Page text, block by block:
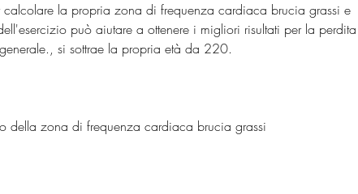
calcolare la propria zona di frequenza cardiaca brucia grassi e
può aiutare a ottenere i migliori risultati per la perdita
si sottrae la propria età da 220.
della zona di frequenza cardiaca brucia grassi